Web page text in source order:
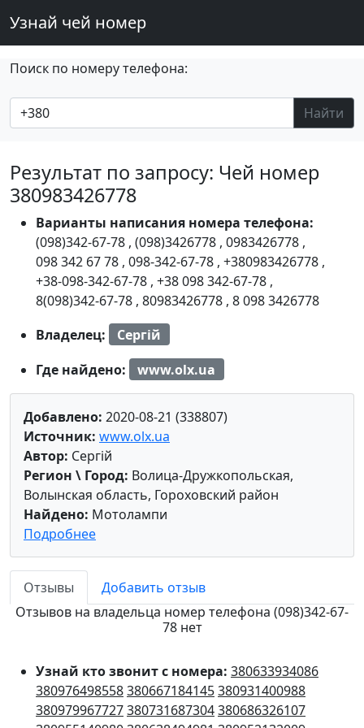
Узнай чей номер
Поиск по номеру телефона:
Найти
Результат по запросу: Чей номер
380983426778
Варианты написания номера телефона:
(098)342-67-78 , (098)3426778 , 0983426778 ,
098 342 67 78 , 098-342-67-78 , +380983426778 ,
+38-098-342-67-78 , +38 098 342-67-78 ,
8(098)342-67-78 , 80983426778 , 8 098 3426778
Владелец:
Сергій
Где найдено:
www.olx.ua
Добавлено: 2020-08-21 (338807)
Источник: www.olx.ua
Автор: Сергій
Регион \ Город: Волица-Дружкопольская,
Волынская область, Гороховский район
Найдено: Мотолампи
Подробнее
Отзывы
Добавить отзыв
Отзывов на владельца номер телефона (098)342-67-
78 нет
Узнай кто звонит с номера: 380633934086
380976498558380667184145380931400988
380979967727380731687304380686326107